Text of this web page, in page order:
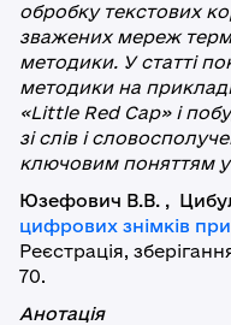
обробку текстових
зважених мереж
методики. У статті
методики на
«Little Red Cap» і
зі слів і
ключовим поняттям
Юзефович В.В. ,
цифрових знімків
Реєстрація,
70.
Анотація